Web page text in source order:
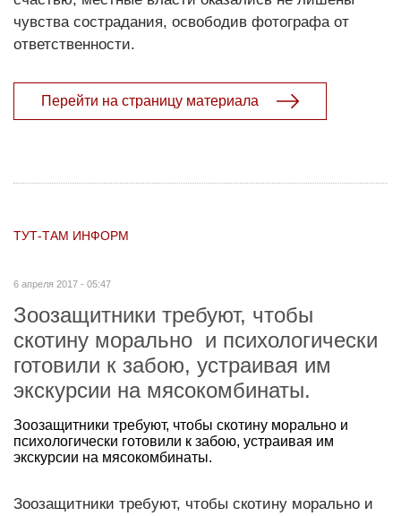
чувства сострадания, освободив фотографа от
ответственности.
Перейти на страницу материала
ТУТ-ТАМ ИНФОРМ
6 апреля 2017 - 05:47
Зоозащитники требуют, чтобы
скотину морально и психологически
готовили к забою, устраивая им
экскурсии на мясокомбинаты.
Зоозащитники требуют, чтобы скотину морально и
психологически готовили к забою, устраивая им
экскурсии на мясокомбинаты.
Зоозащитники требуют, чтобы скотину морально и